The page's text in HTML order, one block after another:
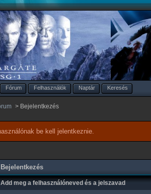
Fórum Felhasználók Naptár Keresés
> Bejelentkezés
be kell jelentkeznie.
Bejelentkezés
Add meg a felhasználóneved és a jelszavad